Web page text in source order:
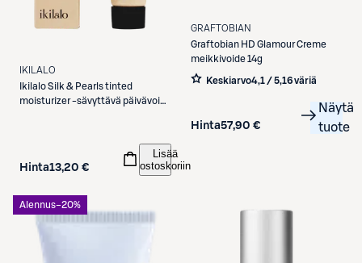
IKILALO
IkilaloSilk & Pearls tinted
moisturizer -sävyttävä päivävoide
Hinta13,20 €
Lisää
ostoskoriin
GRAFTOBIAN
Graftobian HD Glamour Creme
meikkivoide 14g
Keskiarvo4,1 / 5,16 väriä
Hinta57,90 €
Näytä
tuote
Alennus−20%